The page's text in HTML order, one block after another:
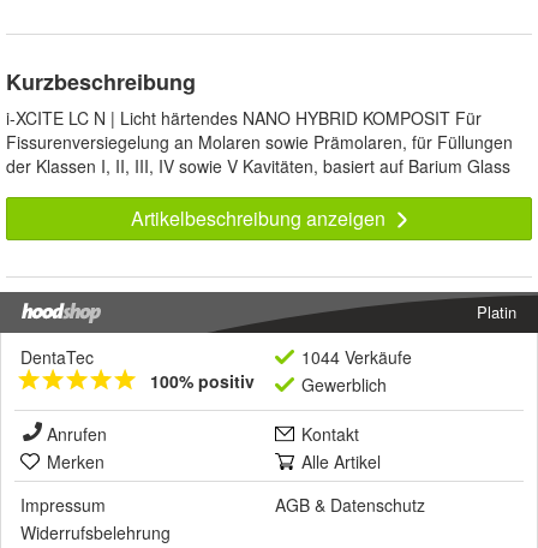
Kurzbeschreibung
i-XCITE LC N | Licht härtendes NANO HYBRID KOMPOSIT Für
Fissurenversiegelung an Molaren sowie Prämolaren, für Füllungen
der Klassen I, II, III, IV sowie V Kavitäten, basiert auf Barium Glass
Artikelbeschreibung anzeigen
Platin
DentaTec
100% positiv
1044 Verkäufe
Gewerblich
Anrufen
Kontakt
Merken
Alle Artikel
Impressum
AGB & Datenschutz
Widerrufsbelehrung